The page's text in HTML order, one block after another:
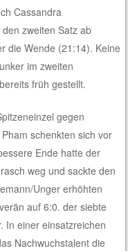
Cassandra
zweiten Satz ab
die Wende (21:14). Keine
im zweiten
früh gestellt.
gegen
schenkten sich vor
Ende hatte der
weg und sackte den
Unger erhöhten
auf 6:0. der siebte
In einer einsatzreichen
Nachwuchstalent die